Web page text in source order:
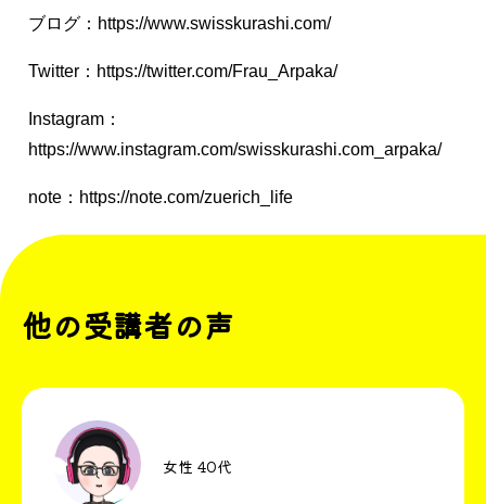
ブログ： https://www.swisskurashi.com/
Twitter： https://twitter.com/Frau_Arpaka/
Instagram：
https://www.instagram.com/swisskurashi.com_arpaka/
note： https://note.com/zuerich_life
他の受講者の声
女性 40代